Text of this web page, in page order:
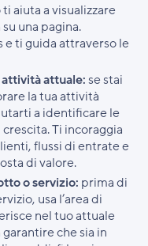
aiuta a visualizzare
una pagina.
e ti guida attraverso le
attuale:se stai
la tua attività
a identificare le
Ti incoraggia
flussi di entrate e
di valore.
o servizio: prima di
usa l’area di
nel tuo attuale
che sia in